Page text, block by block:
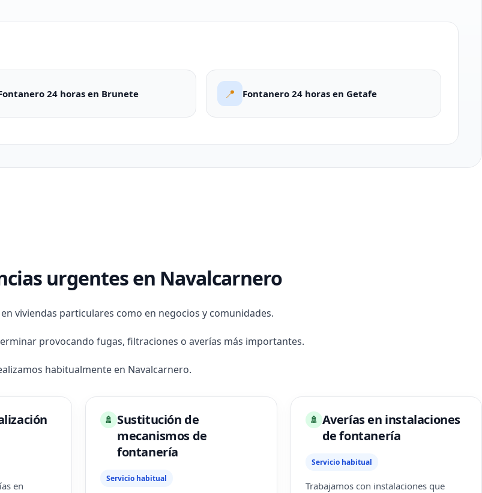
24 horas en Brunete 📍 Fontanero 24 horas en Getafe
urgentes en Navalcarnero
viviendas particulares como en negocios y comunidades.
provocando fugas, filtraciones o averías más importantes.
habitualmente en Navalcarnero.
en
🚿 Sustitución de
mecanismos de
fontanería
Servicio habitual
🚿 Averías en instalaciones
de fontanería
Servicio habitual
Trabajamos con instalaciones que